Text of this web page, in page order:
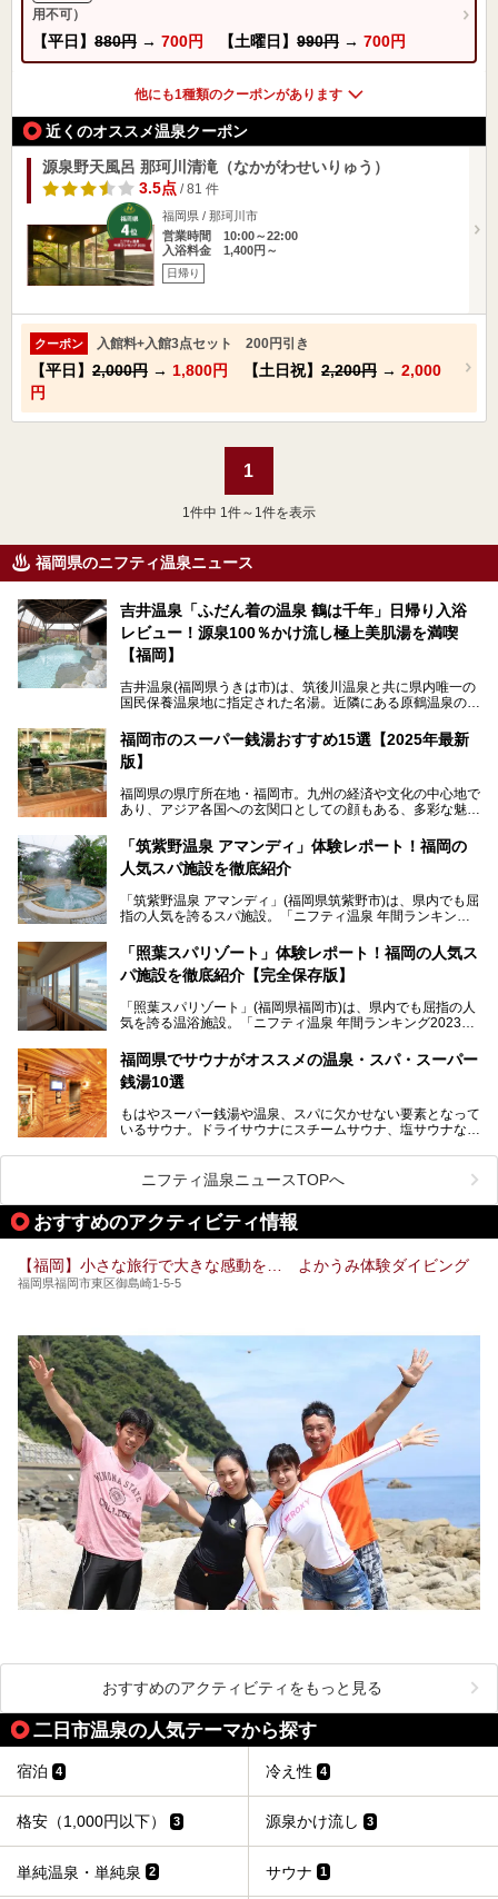
用不可）
【平日】 880円 → 700円 【土曜日】 990円 → 700円
他にも1種類のクーポンがあります
近くのオススメ温泉クーポン
源泉野天風呂 那珂川清滝（なかがわせいりゅう）
3.5点/ 81 件
福岡県 / 那珂川市
営業時間 10:00～22:00
入浴料金 1,400円～
日帰り
クーポン 入館料+入館3点セット 200円引き
【平日】 2,000円 → 1,800円 【土日祝】 2,200円 → 2,000
円
1
1 件中 1件～1件を表示
福岡県のニフティ温泉ニュース
吉井温泉「ふだん着の温泉 鶴は千年」日帰り入浴
レビュー！源泉100％かけ流し極上美肌湯を満喫
【福岡】
吉井温泉(福岡県うきは市)は、筑後川温泉と共に県内唯一の
国民保養温泉地に指定された名湯。近隣にある原鶴温泉の観
す。
「ふだん着の温泉 鶴は千年」は、吉井温泉にある日帰り入
住民や温泉ファンに愛され続けています。今回は筆者自ら日
帰り入浴し、自慢の温泉を中心に詳細レビューします！
福岡市のスーパー銭湯おすすめ15選【2025年最新
版】
福岡県の県庁所在地・福岡市。九州の経済や文化の中心地で
あり、アジア各国への玄関口としての顔もある、多彩な魅力
そんな福岡市は、スーパー銭湯も多種多彩。玄界灘を眺めら
れるリゾート気分満点のスーパー銭湯から、繁華街近くのレ
いスーパー銭湯を一挙ご紹介します。
「筑紫野温泉 アマンディ」体験レポート！福岡の
人気スパ施設を徹底紹介
「筑紫野温泉 アマンディ」(福岡県筑紫野市)は、県内でも屈
指の人気を誇るスパ施設。「ニフティ温泉 年間ランキング2
入浴客で賑わっています。
そこで今回は、ニフティ温泉ライターである筆者が現地訪
ーム・併設するレストランを体験し、それらの全貌を徹底紹
介します！
「照葉スパリゾート」体験レポート！福岡の人気ス
パ施設を徹底紹介【完全保存版】
「照葉スパリゾート」(福岡県福岡市)は、県内でも屈指の人
気を誇る温浴施設。「ニフティ温泉 年間ランキング2023」
常連客で賑わっています。
そこで今回は、ニフティ温泉ライターである筆者が現地体
ューズメント・宿泊施設・グルメ・その他施設まで、多彩な
る全貌と魅力を徹底紹介します！
福岡県でサウナがオススメの温泉・スパ・スーパー
銭湯10選
もはやスーパー銭湯や温泉、スパに欠かせない要素となって
いるサウナ。ドライサウナにスチームサウナ、塩サウナな
ペース、ロウリュウなど、心ゆくまで楽しむためのサービス
が充実した施設も多くみられます。
今回はそんなサウナにこだわった、福岡県内のオススメ温
泉・銭湯・スパを10件紹介したいと思います！
ニフティ温泉ニュースTOPへ
おすすめのアクティビティ情報
【福岡】小さな旅行で大きな感動を… よかうみ体験ダイビング
福岡県福岡市東区御島崎1-5-5
おすすめのアクティビティをもっと見る
二日市温泉の人気テーマから探す
宿泊 4 冷え性 4
格安（1,000円以下） 3 源泉かけ流し 3
単純温泉・単純泉 2 サウナ 1